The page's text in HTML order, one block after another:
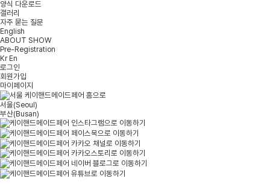
양식 다운로드
갤러리
자주 묻는 질문
English
ABOUT SHOW
Pre-Registration
Kr En
로그인
회원가입
마이페이지
서울(Seoul)
부산(Busan)